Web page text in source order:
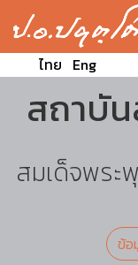
ไทย Eng
สถาบั
สมเด็จพระ
ข้อ